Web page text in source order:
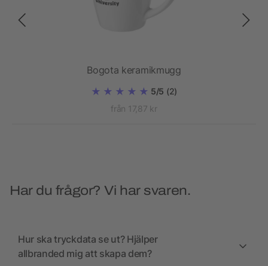
Bogota keramikmugg
5/5 (2)
från 17,87 kr
Har du frågor? Vi har svaren.
Hur ska tryckdata se ut? Hjälper
allbranded mig att skapa dem?